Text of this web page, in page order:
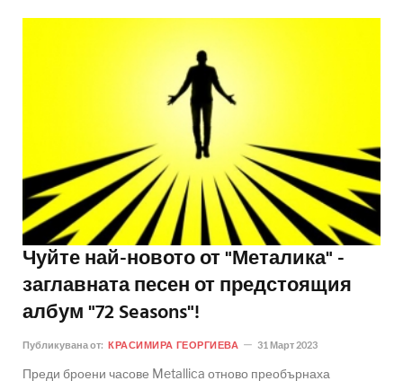
Чуйте най-новото от "Металика" -
заглавната песен от предстоящия
албум "72 Seasons"!
Публикувана от: КРАСИМИРА ГЕОРГИЕВА 31 Март 2023
Преди броени часове Metallica отново преобърнаха